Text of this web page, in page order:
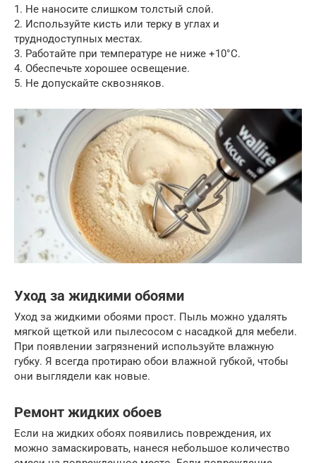
1. Не наносите слишком толстый слой.
2. Используйте кисть или терку в углах и
труднодоступных местах.
3. Работайте при температуре не ниже +10°C.
4. Обеспечьте хорошее освещение.
5. Не допускайте сквозняков.
Уход за жидкими обоями
Уход за жидкими обоями прост. Пыль можно удалять
мягкой щеткой или пылесосом с насадкой для мебели.
При появлении загрязнений используйте влажную
губку. Я всегда протираю обои влажной губкой, чтобы
они выглядели как новые.
Ремонт жидких обоев
Если на жидких обоях появились повреждения, их
можно замаскировать, нанеся небольшое количество